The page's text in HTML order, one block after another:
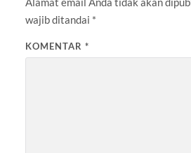
wajib ditandai *
KOMENTAR *